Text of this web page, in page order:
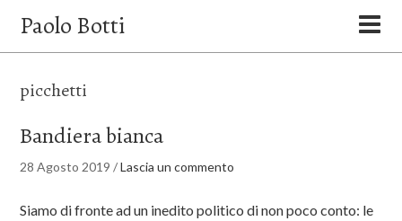
Paolo Botti
picchetti
Bandiera bianca
28 Agosto 2019 /Lascia un commento
Siamo di fronte ad un inedito politico di non poco conto: le